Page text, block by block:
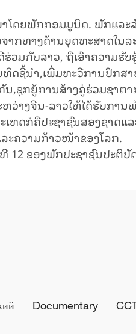
ດຍ​ພັກ​ກອມ​ມູ​ນິດ​. ພັກ​ແລະ​
ທາ​ງ​ດ້ານ​ຍຸດ​ທະ​ສາດ​ໃນ​ລ
ມ​ກັບ​ລາວ, ​ຖື​ເອົາຄວາມ​ຮັບ​
ດ​ຊີ້​ນຳ,ເພີ່​ມ​ທະ​ວີ​ການ​ປຶກ​ສ
ນ,ຊຸກ​ຍູ້​ການ​ສ້າງ​ຄູ່​ຮ່ວມ​ຊາ​ຕ
າງ​ຈີນ-ລາວ​ໃຫ້​ໄດ້​ຮັບ​ກາ
ເທດ​ກໍ​ຄື​ປະ​ຊາ​ຊົນສອງ​ຊາດ​
ະ​ຄວາມ​ກ້າວ​ໜ້າ​​ຂອງ​ໂລກ.
ຂອງ​ພັກ​ປະ​ຊາ​ຊົນ​ປະ​ຕິ​ບັ
Documentary